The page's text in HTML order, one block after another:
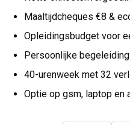
Maaltijdcheques €8 &
Opleidingsbudget voor
Persoonlijke
40-urenweek met 32
Optie op gsm, laptop en